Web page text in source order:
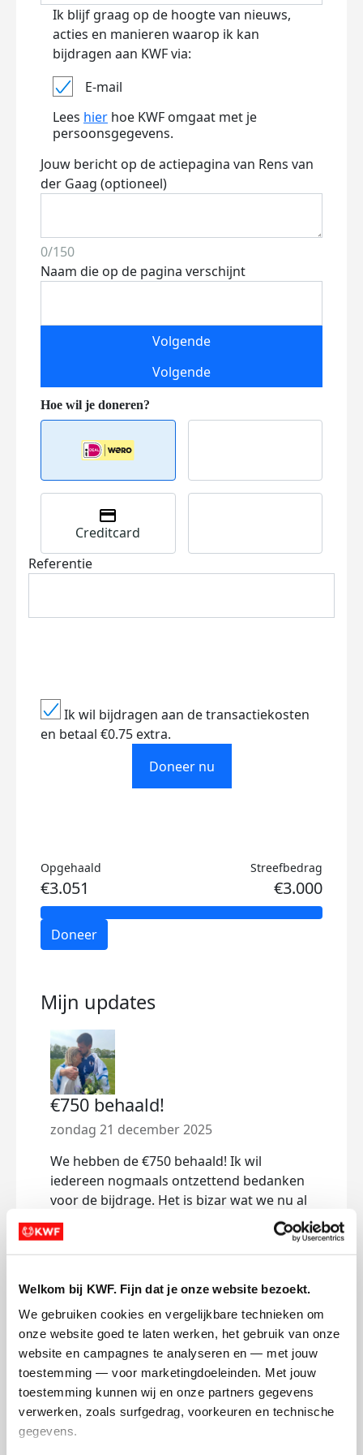
Welkom bij KWF. Fijn dat je onze website bezoekt.
We gebruiken cookies en vergelijkbare technieken om
onze website goed te laten werken, het gebruik van onze
website en campagnes te analyseren en — met jouw
toestemming — voor marketingdoeleinden. Met jouw
toestemming kunnen wij en onze partners gegevens
verwerken, zoals surfgedrag, voorkeuren en technische
gegevens.
Ik blijf graag op de hoogte van nieuws,
acties en manieren waarop ik kan
bijdragen aan KWF via:
E-mail
Lees hier hoe KWF omgaat met je
persoonsgegevens.
Jouw bericht op de actiepagina van Rens van
der Gaag (optioneel)
0/150
Naam die op de pagina verschijnt
Volgende
Volgende
Creditcard
Referentie
Ik wil bijdragen aan de transactiekosten
en betaal €0.75 extra.
Doneer nu
Opgehaald
€3.051
Streefbedrag
€3.000
Doneer
Mijn updates
€750 behaald!
zondag 21 december 2025
We hebben de €750 behaald! Ik wil
iedereen nogmaals ontzettend bedanken
voor de bijdrage. Het is bizar wat we nu al
binnen hebben gehaald voor KWF. Ik blijf
het streefbedrag verhogen, we gaan voor
het hoogst haalbare! ❤️🦋
Deel op
Mijn activiteiten volgen